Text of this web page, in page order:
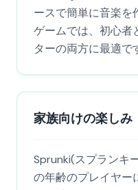
ースで簡単に音楽を
ゲームでは、初心者
ターの両方に最適で
家族向けの楽しみ
Sprunki(スプランキ
の年齢のプレイヤー